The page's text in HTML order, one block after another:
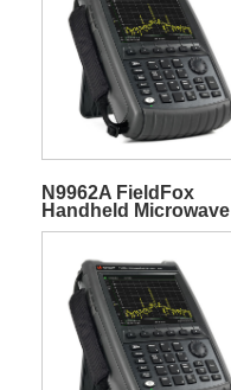
N9962A FieldFox
Handheld Microwave
Spectrum Analyzer